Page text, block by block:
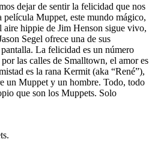
dejar de sentir la felicidad que nos
película Muppet, este mundo mágico,
hippie de Jim Henson sigue vivo,
Segel ofrece una de sus
La felicidad es un número
las calles de Smalltown, el amor es
es la rana Kermit (aka “René”),
un Muppet y un hombre. Todo, todo
que son los Muppets. Solo